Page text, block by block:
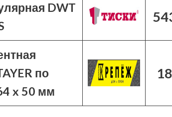
DWT
по
x 50 мм